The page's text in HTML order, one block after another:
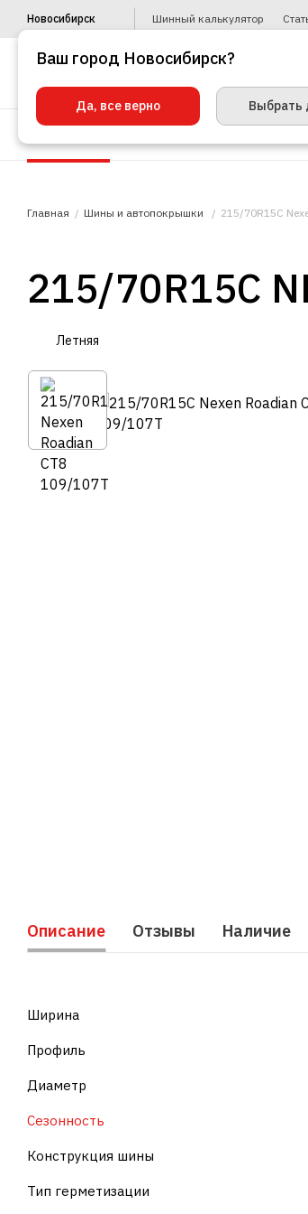
Новосибирск Шинный калькулятор
Главная Шины и автопокрышки 215/70R15C
215/70R15C
Летняя
Описание Отзывы Наличие
Ширина
Профиль
Диаметр
Сезонность
Конструкция шины
Тип герметизации
Ваш город Новосибирск?
Да, все верно Выбрать